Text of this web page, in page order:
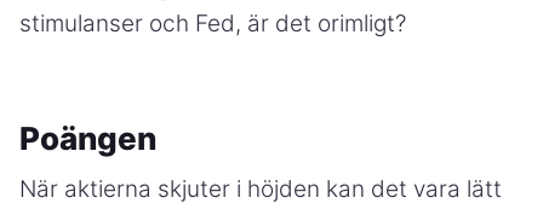
stimulanser och Fed, är det orimligt?
Poängen
När aktierna skjuter i höjden kan det vara lätt